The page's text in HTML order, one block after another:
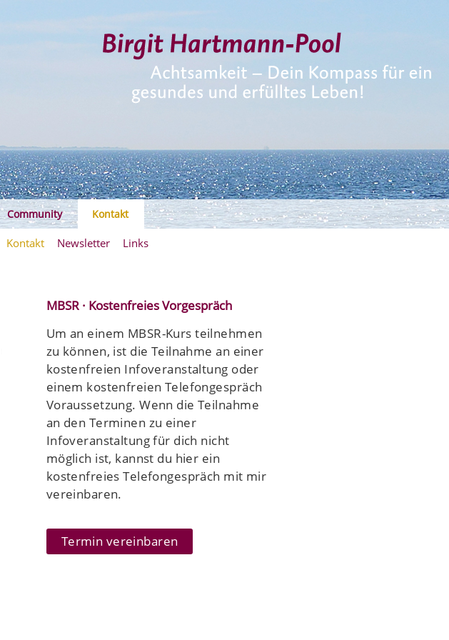
Birgit Hartmann-Pool
Community Kontakt
Kontakt Newsletter Links
MBSR · Kostenfreies Vorgespräch
Um an einem MBSR-Kurs teilnehmen
zu können, ist die Teilnahme an einer
kostenfreien Infoveranstaltung oder
einem kostenfreien Telefongespräch
Voraussetzung. Wenn die Teilnahme
an den Terminen zu einer
Infoveranstaltung für dich nicht
möglich ist, kannst du hier ein
kostenfreies Telefongespräch mit mir
vereinbaren.
Termin vereinbaren